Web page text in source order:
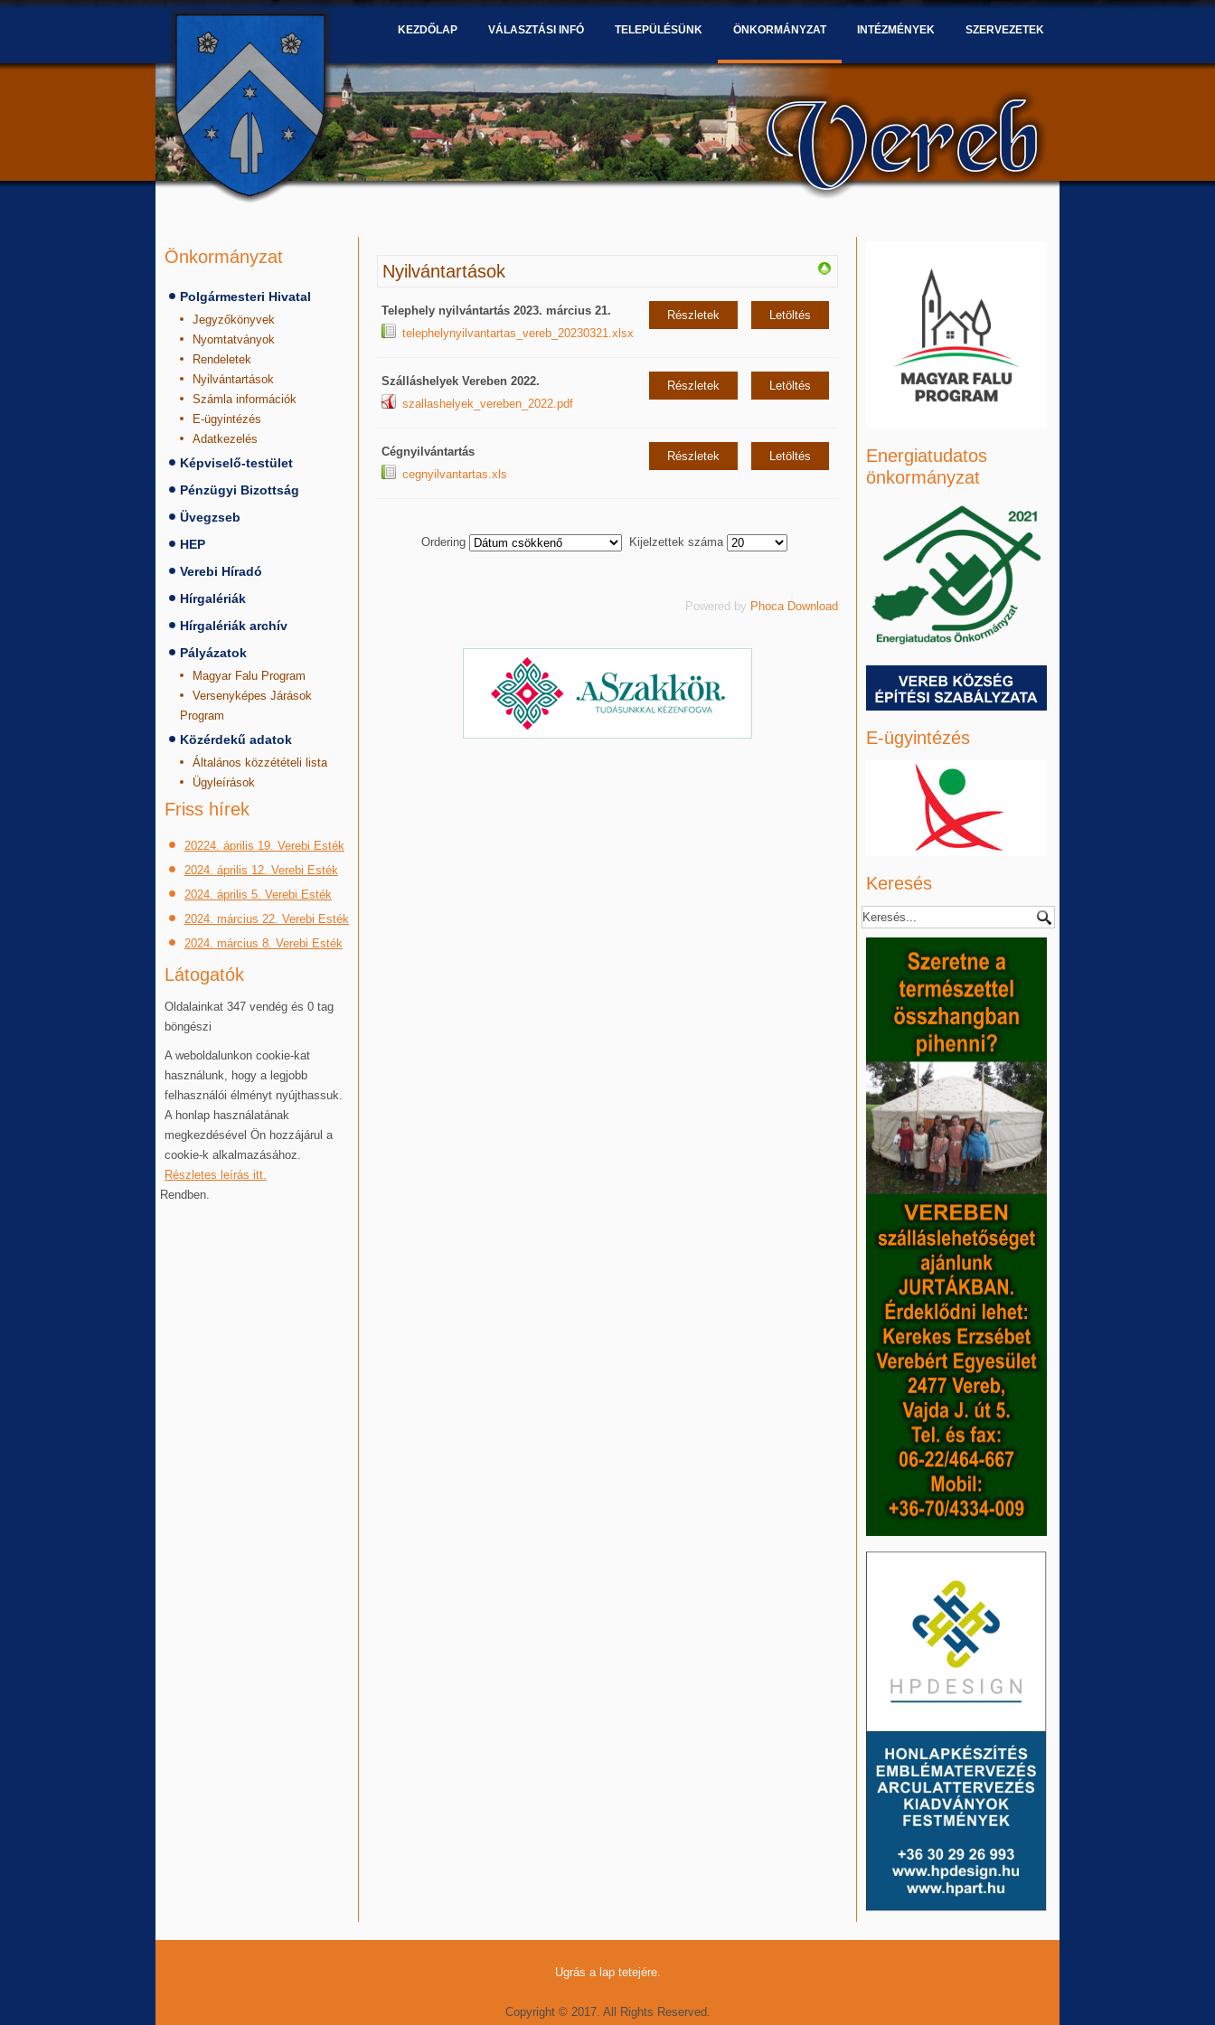
KEZDŐLAP VÁLASZTÁSI INFÓ TELEPÜLÉSÜNK ÖNKORMÁNYZAT INTÉZMÉNYEK SZERVEZETEK
Önkormányzat
Polgármesteri Hivatal
Jegyzőkönyvek
Nyomtatványok
Rendeletek
Nyilvántartások
Számla információk
E-ügyintézés
Adatkezelés
Képviselő-testület
Pénzügyi Bizottság
Üvegzseb
HEP
Verebi Híradó
Hírgalériák
Hírgalériák archív
Pályázatok
Magyar Falu Program
Versenyképes Járások
Program
Közérdekű adatok
Általános közzétételi lista
Ügyleírások
Friss hírek
20224. április 19. Verebi Esték
2024. április 12. Verebi Esték
2024. április 5. Verebi Esték
2024. március 22. Verebi Esték
2024. március 8. Verebi Esték
Látogatók
Oldalainkat 347 vendég és 0 tag
böngészi
A weboldalunkon cookie-kat
használunk, hogy a legjobb
felhasználói élményt nyújthassuk.
A honlap használatának
megkezdésével Ön hozzájárul a
cookie-k alkalmazásához.
Részletes leírás itt.
Rendben.
Nyilvántartások
Telephely nyilvántartás 2023. március 21.
telephelynyilvantartas_vereb_20230321.xlsx
Letöltés
Részletek
Szálláshelyek Vereben 2022.
szallashelyek_vereben_2022.pdf
Letöltés
Részletek
Cégnyilvántartás
cegnyilvantartas.xls
Letöltés
Részletek
Ordering Kijelzettek száma
Powered by Phoca Download
Energiatudatos
önkormányzat
E-ügyintézés
Keresés
Ugrás a lap tetejére.
Copyright © 2017. All Rights Reserved.